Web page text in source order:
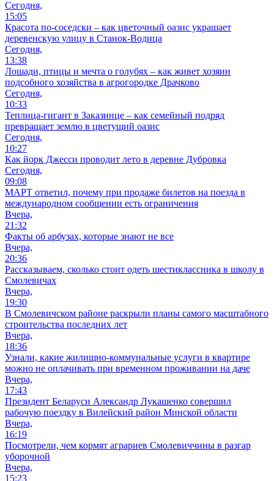
Сегодня,
15:05
Красота по-соседски – как цветочный оазис украшает
деревенскую улицу в Станок-Водица
Сегодня,
13:38
Лошади, птицы и мечта о голубях – как живет хозяин
подсобного хозяйства в агрогородке Драчково
Сегодня,
10:33
Теплица-гигант в Заказинце – как семейный подряд
превращает землю в цветущий оазис
Сегодня,
10:27
Как йорк Джесси проводит лето в деревне Дубровка
Сегодня,
09:08
МАРТ ответил, почему при продаже билетов на поезда в
международном сообщении есть ограничения
Вчера,
21:32
Факты об арбузах, которые знают не все
Вчера,
20:36
Рассказываем, сколько стоит одеть шестиклассника в школу в
Смолевичах
Вчера,
19:30
В Смолевичском районе раскрыли планы самого масштабного
строительства последних лет
Вчера,
18:36
Узнали, какие жилищно-коммунальные услуги в квартире
можно не оплачивать при временном проживании на даче
Вчера,
17:43
Президент Беларуси Александр Лукашенко совершил
рабочую поездку в Вилейский район Минской области
Вчера,
16:19
Посмотрели, чем кормят аграриев Смолевиччины в разгар
уборочной
Вчера,
15:23